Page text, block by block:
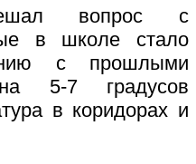
вопрос с
в школе стало
с прошлыми
5-7 градусов
в коридорах и